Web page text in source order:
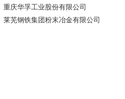
重庆华孚工业股份有限公司
莱芜钢铁集团粉末冶金有限公司